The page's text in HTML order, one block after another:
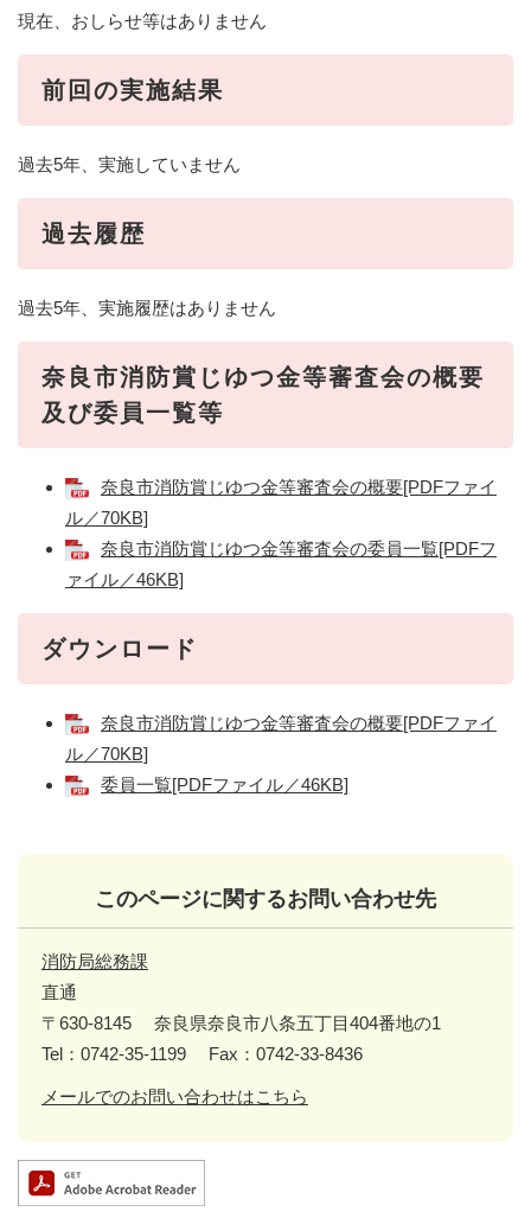
現在、おしらせ等はありません
前回の実施結果
過去5年、実施していません
過去履歴
過去5年、実施履歴はありません
奈良市消防賞じゆつ金等審査会の概要
及び委員一覧等
奈良市消防賞じゆつ金等審査会の概要[PDFファイ
ル／70KB]
奈良市消防賞じゆつ金等審査会の委員一覧[PDFフ
ァイル／46KB]
ダウンロード
奈良市消防賞じゆつ金等審査会の概要[PDFファイ
ル／70KB]
委員一覧[PDFファイル／46KB]
このページに関するお問い合わせ先
消防局総務課
直通
〒630-8145
奈良県奈良市八条五丁目404番地の1
Tel：0742-35-1199
Fax：0742-33-8436
メールでのお問い合わせはこちら